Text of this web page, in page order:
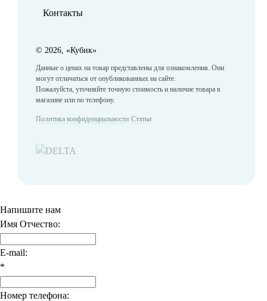
Контакты
© 2026, «Кубик»
Данные о ценах на товар представлены для ознакомления. Они
могут отличаться от опубликованных на сайте.
Пожалуйста, уточняйте точную стоимость и наличие товара в
магазине или по телефону.
Политика конфиденциальности Статьи
Напишите нам
Имя Отчество:
E-mail:
*
Номер телефона: